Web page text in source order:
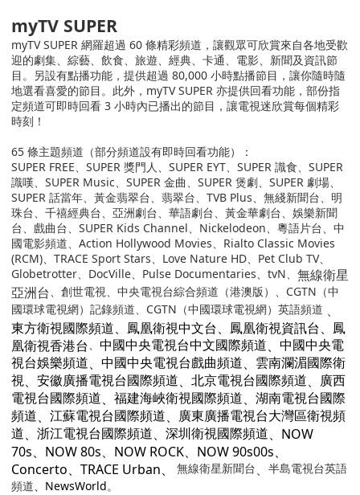
myTV SUPER
myTV SUPER 網羅超過 60 條精彩頻道，讓觀眾可欣賞來自各地受歡
迎的劇集、綜藝、飲食、旅遊、經典、卡通、電影、新聞及資訊節
目。另設有點播功能，提供超過 80,000 小時點播節目，讓你隨時隨
地選看喜愛的節目。此外， myTV SUPER 亦提供回看功能，部份指
定頻道可即時回看 3 小時內已播出的節目，讓電視迷欣賞每個精彩
時刻！
65 條主題頻道（部分頻道設有即時回看功能）：
SUPER FREE、SUPER 獎門人、SUPER EYT、SUPER 識食、SUPER
識嘆、SUPER Music、SUPER 金曲、SUPER 煲劇、SUPER 劇場、
SUPER 話當年、黃金翡翠台、翡翠台、 TVB Plus、無綫新聞台、明
珠台、千禧經典台、亞洲劇台、華語劇台、黃金華劇台、娛樂新聞
台、戲曲台、 SUPER Kids Channel、 Nickelodeon、粵語片台、中
國電影頻道、Action Hollywood Movies、Rialto Classic Movies
(RCM)、TRACE Sport Stars、 Love Nature HD、Pet Club TV、
Globetrotter、DocVille、Pulse Documentaries、 tvN、 無線衛星
亞洲台、創世電視、中央電視台綜合頻道（港澳版）、 CGTN （中
國環球電視網）記錄頻道、 CGTN （中國環球電視網）英語頻道 、
東方衛視國際頻道、 鳳凰衛視中文台、 鳳凰衛視資訊台、 鳳
凰衛視香港台、 中國中央電視台中文國際頻道、
中國中央電
視台娛樂頻道、 中國中央電視台戲曲頻道、
雲南瀾湄國際衛
視 、 安徽廣播電視台國際頻道、 北京電視台國際頻道、
廣西
電視台國際頻道、 福建海峽衛視國際頻道、
湖南電視台國際
頻道、 江蘇電視台國際頻道、
廣東廣播電視台大灣區衛視頻
道、 浙江電視台國際頻道、 深圳衛視國際頻道、NOW
70s、NOW 80s、NOW ROCK、NOW 90s00s、
Concerto、TRACE Urban、
無線衛星新聞台、 半島電視台英語
頻道、NewsWorld。